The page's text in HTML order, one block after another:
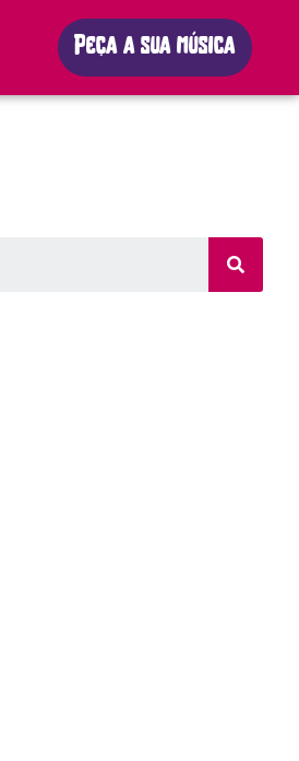
Peça a sua música